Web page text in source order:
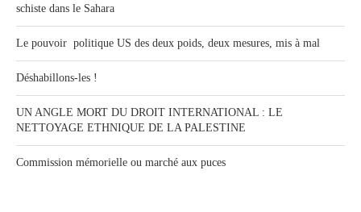
schiste dans le Sahara
Le pouvoir politique US des deux poids, deux mesures, mis à mal
Déshabillons-les !
UN ANGLE MORT DU DROIT INTERNATIONAL : LE
NETTOYAGE ETHNIQUE DE LA PALESTINE
Commission mémorielle ou marché aux puces